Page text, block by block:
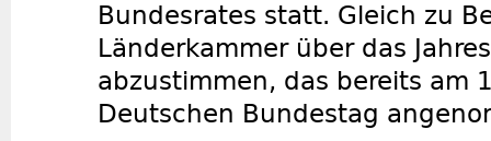
Bundesrates statt. Gleich zu
Länderkammer über das
abzustimmen, das bereits am
Deutschen Bundestag